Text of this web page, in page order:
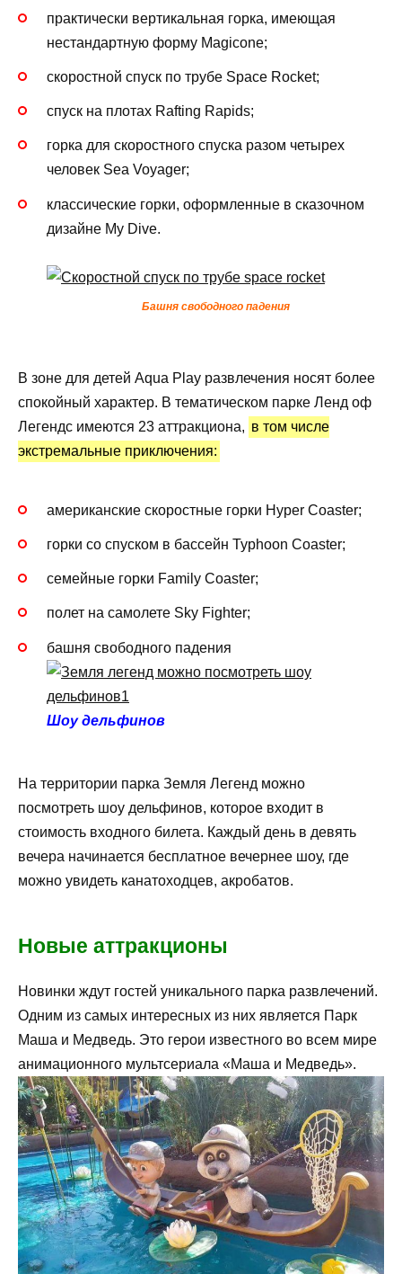
практически вертикальная горка, имеющая
нестандартную форму Magicone;
скоростной спуск по трубе Space Rocket;
спуск на плотах Rafting Rapids;
горка для скоростного спуска разом четырех
человек Sea Voyager;
классические горки, оформленные в сказочном
дизайне My Dive.
Башня свободного падения
В зоне для детей Aqua Play развлечения носят более
спокойный характер. В тематическом парке Ленд оф
Легендс имеются 23 аттракциона, в том числе
экстремальные приключения:
американские скоростные горки Hyper Coaster;
горки со спуском в бассейн Typhoon Coaster;
семейные горки Family Coaster;
полет на самолете Sky Fighter;
башня свободного падения
Шоу дельфинов
На территории парка Земля Легенд можно
посмотреть шоу дельфинов, которое входит в
стоимость входного билета. Каждый день в девять
вечера начинается бесплатное вечернее шоу, где
можно увидеть канатоходцев, акробатов.
Новые аттракционы
Новинки ждут гостей уникального парка развлечений.
Одним из самых интересных из них является Парк
Маша и Медведь. Это герои известного во всем мире
анимационного мультсериала «Маша и Медведь».